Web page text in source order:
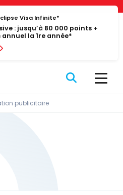
Visa Infinite*
: jusqu’à 80 000 points +
la 1re année*
publicitaire